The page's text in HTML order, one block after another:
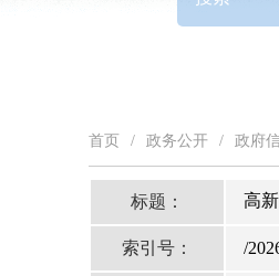
首页 / 政务公开 / 政府
标题： 高
索引号： /